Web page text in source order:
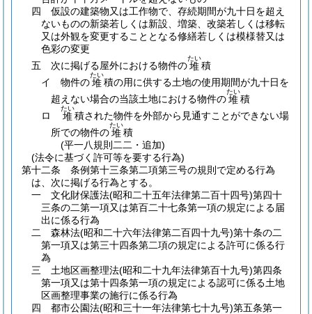
四
仮設の建築物又は工作物で、存続期間が九十日を超え
ないものの新築若しくは新設、増築、改築若しくは移転
又は外観を変更することとなる修繕若しくは模様替又は
色彩の変更
五
次に掲げる屋外における物件の堆
たい
積
イ
物件の堆
たい
積の用に供する土地の使用期間が九十日を
超えない場合の当該土地における物件の堆
たい
積
ロ
堆
たい
積された物件を外部から見通すことができない場
所での物件の堆
たい
積
(平一八規則二二・追加)
(法令に基づく許可等を要する行為)
第十二条
条例第十三条第二項第三号の規則で定める行為
は、次に掲げる行為とする。
一
文化財保護法(昭和二十五年法律第二百十四号)第四十
三条の二第一項又は第百二十七条第一項の規定による届
出に係る行為
二
森林法(昭和二十六年法律第二百四十九号)第十条の二
第一項又は第三十四条第二項の規定による許可に係る行
為
三
土地区画整理法(昭和二十九年法律第百十九号)第四条
第一項又は第十四条第一項の規定による認可に係る土地
区画整理事業の施行に係る行為
四
都市公園法(昭和三十一年法律第七十九号)第五条第一